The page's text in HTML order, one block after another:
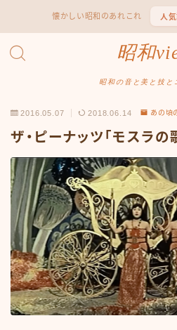
懐かしい昭和のあれこれ 人
昭和
昭和の音と美と技と
MENU
#2062 (タイトルなし)
#607 (タイトルなし)
#1118 (タイトルなし)
#3067 (タイトルなし)
#3568 (タイトルなし)
#4247 (タイトルなし)
#14723 (タイトルなし)
#14736 (タイトルなし)
#14772 (タイトルなし)
#14775 (タイトルなし)
#14862 (タイトルなし)
#14867 (タイトルなし)
2016.05.07 2018.06.14 あの頃
ザ・ピーナッツ「モスラの